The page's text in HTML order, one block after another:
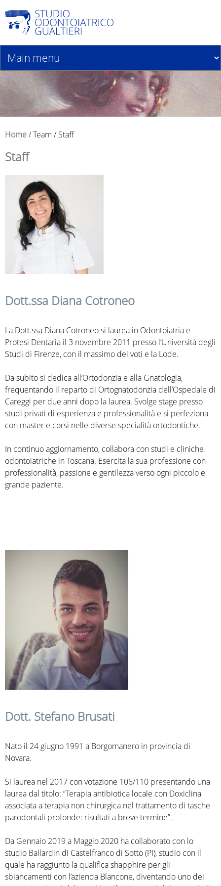
T
u
q
u
Home/Team /Staff
Staff
Dott.ssa Diana Cotroneo
La Dott.ssa Diana Cotroneo si laurea in Odontoiatria e
Protesi Dentaria il 3 novembre 2011 presso l’Università degli
Studi di Firenze, con il massimo dei voti e la Lode.
Da subito si dedica all’Ortodonzia e alla Gnatologia,
frequentando il reparto di Ortognatodonzia dell’Ospedale di
Careggi per due anni dopo la laurea. Svolge stage presso
studi privati di esperienza e professionalità e si perfeziona
con master e corsi nelle diverse specialità ortodontiche.
In continuo aggiornamento, collabora con studi e cliniche
odontoiatriche in Toscana. Esercita la sua professione con
professionalità, passione e gentilezza verso ogni piccolo e
grande paziente.
Dott. Stefano Brusati
Nato il 24 giugno 1991 a Borgomanero in provincia di
Novara.
Si laurea nel 2017 con votazione 106/110 presentando una
laurea dal titolo: “Terapia antibiotica locale con Doxiclina
associata a terapia non chirurgica nel trattamento di tasche
parodontali profonde: risultati a breve termine”.
Da Gennaio 2019 a Maggio 2020 ha collaborato con lo
studio Ballardin di Castelfranco di Sotto (PI), studio con il
quale ha raggiunto la qualifica shapphire per gli
sbiancamenti con l’azienda Blancone, diventando uno dei